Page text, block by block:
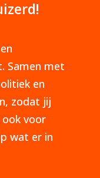
Samen met
en
zodat jij
voor
wat er in